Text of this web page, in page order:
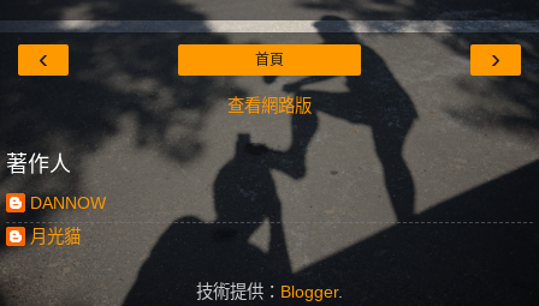
‹ ›
首頁
查看網路版
著作人
DANNOW
月光貓
技術提供： Blogger.